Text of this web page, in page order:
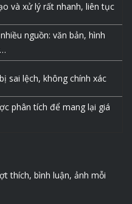
và xử lý rất nhanh, liên tục
nguồn: văn bản, hình
sai lệch, không chính xác
phân tích để mang lại giá
thích, bình luận, ảnh mỗi